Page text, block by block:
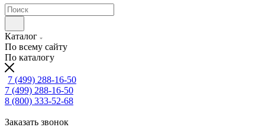
Каталог
По всему сайту
По каталогу
7 (499) 288-16-50
7 (499) 288-16-50
8 (800) 333-52-68
Заказать звонок